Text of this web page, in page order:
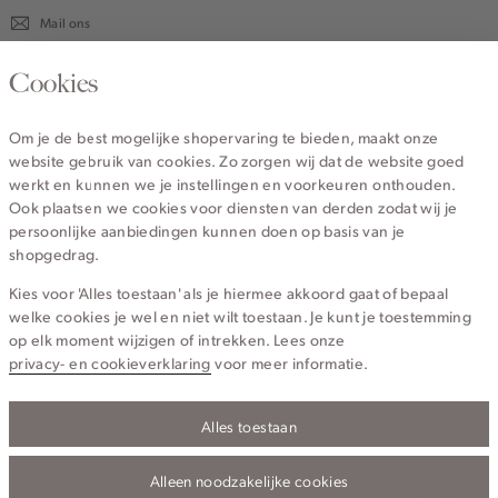
Mail ons
020 - 3412 670
Service
Wij zijn Cotton Club
Topcategorieën voor jou
Privacy- en cookieverklaringAlgemene Voorwaarden
Cookies
Om je de best mogelijke shopervaring te bieden, maakt onze
website gebruik van cookies. Zo zorgen wij dat de website goed
werkt en kunnen we je instellingen en voorkeuren onthouden.
Ook plaatsen we cookies voor diensten van derden zodat wij je
persoonlijke aanbiedingen kunnen doen op basis van je
shopgedrag.
Kies voor 'Alles toestaan' als je hiermee akkoord gaat of bepaal
welke cookies je wel en niet wilt toestaan. Je kunt je toestemming
op elk moment wijzigen of intrekken. Lees onze
privacy- en cookieverklaring voor meer informatie.
Alles toestaan
Alleen noodzakelijke cookies